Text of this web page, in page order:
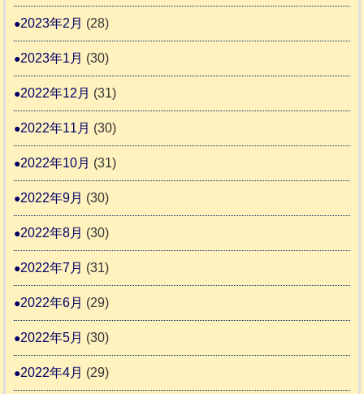
2023年2月 (28)
2023年1月 (30)
2022年12月 (31)
2022年11月 (30)
2022年10月 (31)
2022年9月 (30)
2022年8月 (30)
2022年7月 (31)
2022年6月 (29)
2022年5月 (30)
2022年4月 (29)